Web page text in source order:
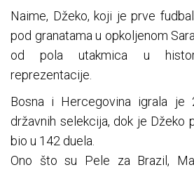
Naime, Džeko, koji je prve
pod granatama u opkoljenom
od pola utakmica u
reprezentacije.
Bosna i Hercegovina igrala
državnih selekcija, dok je Džeko
bio u 142 duela.
Ono što su Pele za Brazil,